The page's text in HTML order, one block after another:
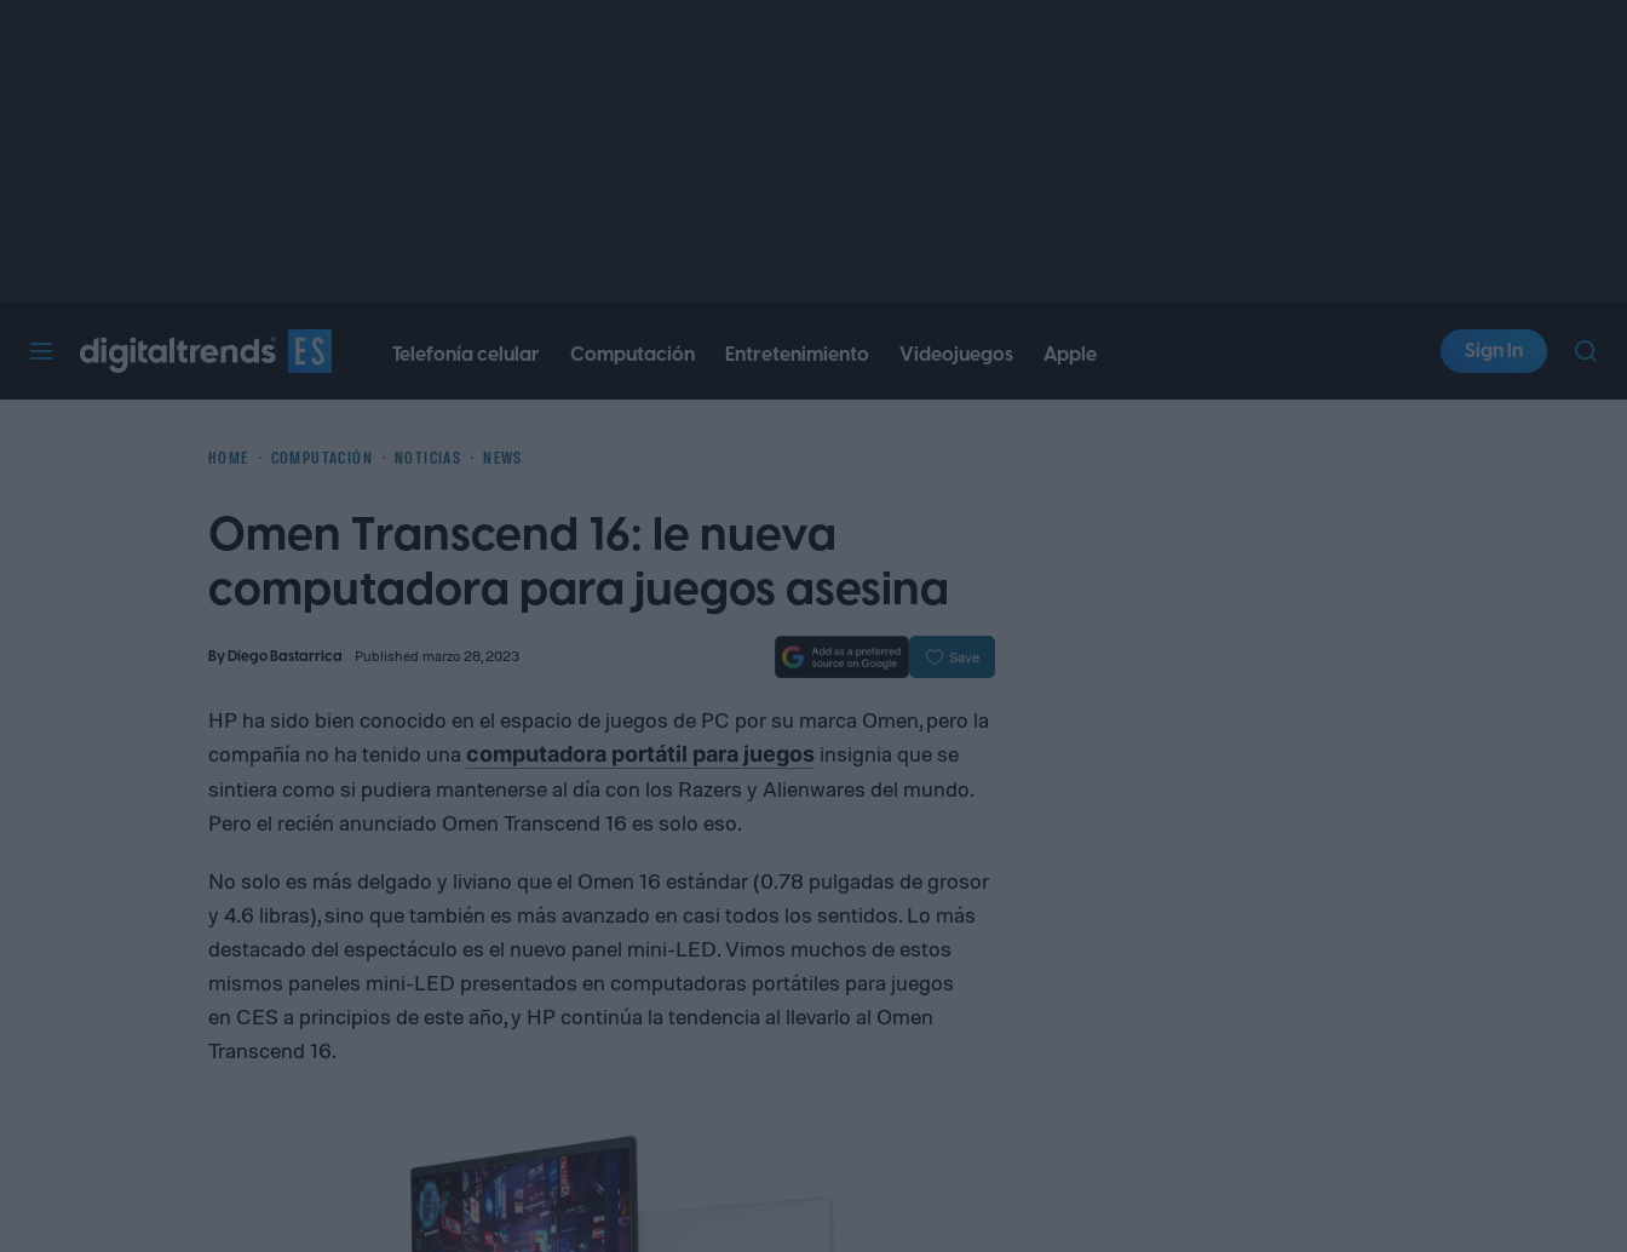
Telefonía celular Computación Entretenimiento Videojuegos Apple Sign In
HOME COMPUTACIÓN NOTICIAS NEWS
Omen Transcend 16: le nueva
computadora para juegos asesina
ByDiego Bastarrica Published marzo 28, 2023 Save
HP ha sido bien conocido en el espacio de juegos de PC por su marca Omen, pero la
compañía no ha tenido una computadora portátil para juegos insignia que se
sintiera como si pudiera mantenerse al día con los Razers y Alienwares del mundo.
Pero el recién anunciado Omen Transcend 16 es solo eso.
No solo es más delgado y liviano que el Omen 16 estándar (0.78 pulgadas de grosor
y 4.6 libras), sino que también es más avanzado en casi todos los sentidos. Lo más
destacado del espectáculo es el nuevo panel mini-LED. Vimos muchos de estos
mismos paneles mini-LED presentados en computadoras portátiles para juegos
en CES a principios de este año, y HP continúa la tendencia al llevarlo al Omen
Transcend 16.